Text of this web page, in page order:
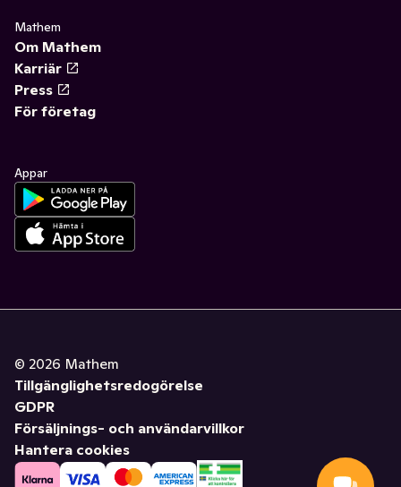
Mathem
Om Mathem
Karriär
Press
För företag
Appar
© 2026 Mathem
Tillgänglighetsredogörelse
GDPR
Försäljnings- och användarvillkor
Hantera cookies